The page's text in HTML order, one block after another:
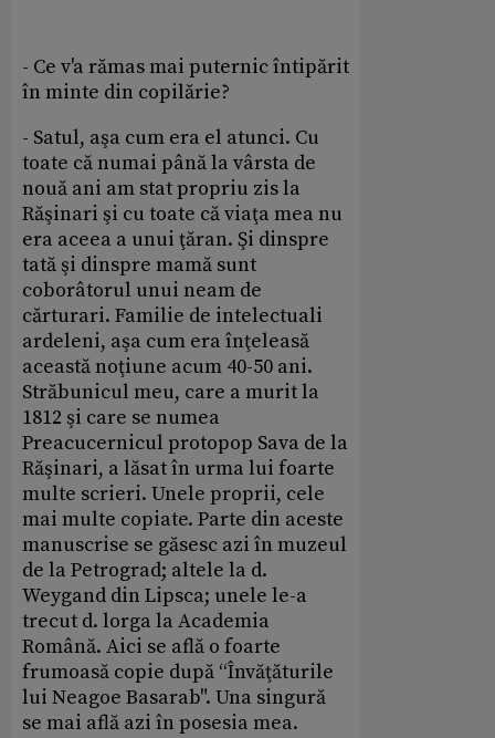
- Ce v'a rămas mai puternic întipărit
în minte din copilărie?
- Satul, aşa cum era el atunci. Cu
toate că numai până la vârsta de
nouă ani am stat propriu zis la
Răşinari şi cu toate că viaţa mea nu
era aceea a unui ţăran. Şi dinspre
tată şi dinspre mamă sunt
coborâtorul unui neam de
cărturari. Familie de intelectuali
ardeleni, aşa cum era înţeleasă
această noţiune acum 40-50 ani.
Străbunicul meu, care a murit la
1812 şi care se numea
Preacucernicul protopop Sava de la
Răşinari, a lăsat în urma lui foarte
multe scrieri. Unele proprii, cele
mai multe copiate. Parte din aceste
manuscrise se găsesc azi în muzeul
de la Petrograd; altele la d.
Weygand din Lipsca; unele le-a
trecut d. lorga la Academia
Română. Aici se află o foarte
frumoasă copie după “Învăţăturile
lui Neagoe Basarab". Una singură
se mai află azi în posesia mea.